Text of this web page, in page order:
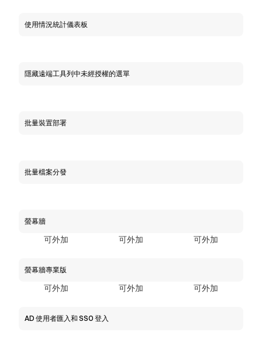
使用情況統計儀表板
隱藏遠端工具列中未經授權的選單
批量裝置部署
批量檔案分發
螢幕牆
可外加 可外加 可外加
螢幕牆專業版
可外加 可外加 可外加
AD 使用者匯入和 SSO 登入